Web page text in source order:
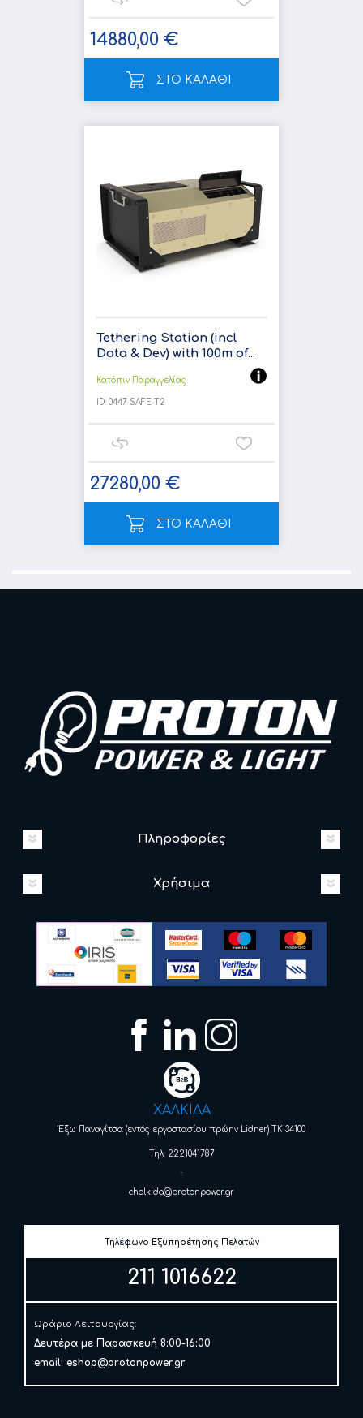
14880,00 €
ΣΤΟ ΚΑΛΑΘΙ
Tethering Station (incl
Data & Dev) with 100m of...
Κατόπιν Παραγγελίας
ID: 0447-SAFE-T2
27280,00 €
ΣΤΟ ΚΑΛΑΘΙ
Πληροφορίες
Χρήσιμα
ΧΑΛΚΙΔΑ
Έξω Παναγίτσα (εντός εργοστασίου πρώην Lidner) ΤΚ 34100
Τηλ: 2221041787
chalkida@protonpower.gr
Τηλέφωνο Εξυπηρέτησης Πελατών
211 1016622
Ωράριο Λειτουργίας:
Δευτέρα με Παρασκευή 8:00-16:00
email: eshop@protonpower.gr